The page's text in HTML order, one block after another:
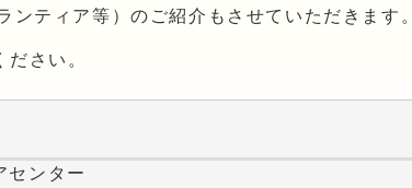
ンティア等）のご紹介もさせていただきます。
さい。
センター